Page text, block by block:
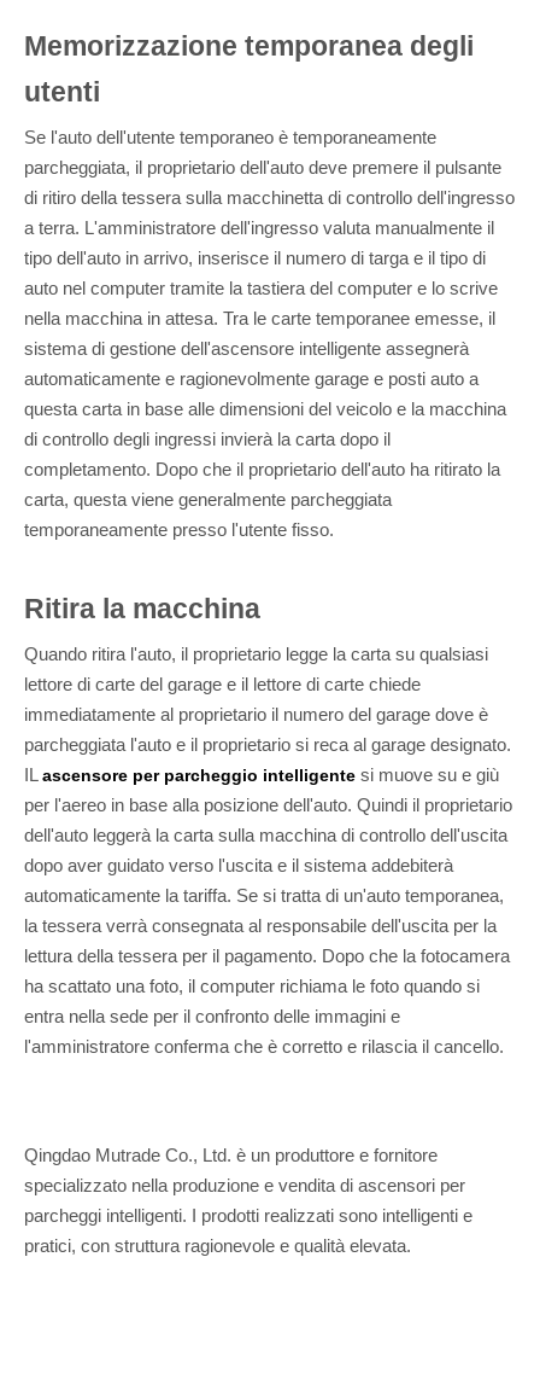
Memorizzazione temporanea degli
utenti
Se l'auto dell'utente temporaneo è temporaneamente
parcheggiata, il proprietario dell'auto deve premere il pulsante
di ritiro della tessera sulla macchinetta di controllo dell'ingresso
a terra. L'amministratore dell'ingresso valuta manualmente il
tipo dell'auto in arrivo, inserisce il numero di targa e il tipo di
auto nel computer tramite la tastiera del computer e lo scrive
nella macchina in attesa. Tra le carte temporanee emesse, il
sistema di gestione dell'ascensore intelligente assegnerà
automaticamente e ragionevolmente garage e posti auto a
questa carta in base alle dimensioni del veicolo e la macchina
di controllo degli ingressi invierà la carta dopo il
completamento. Dopo che il proprietario dell'auto ha ritirato la
carta, questa viene generalmente parcheggiata
temporaneamente presso l'utente fisso.
Ritira la macchina
Quando ritira l'auto, il proprietario legge la carta su qualsiasi
lettore di carte del garage e il lettore di carte chiede
immediatamente al proprietario il numero del garage dove è
parcheggiata l'auto e il proprietario si reca al garage designato.
IL ascensore per parcheggio intelligente si muove su e giù
per l'aereo in base alla posizione dell'auto. Quindi il proprietario
dell'auto leggerà la carta sulla macchina di controllo dell'uscita
dopo aver guidato verso l'uscita e il sistema addebiterà
automaticamente la tariffa. Se si tratta di un'auto temporanea,
la tessera verrà consegnata al responsabile dell'uscita per la
lettura della tessera per il pagamento. Dopo che la fotocamera
ha scattato una foto, il computer richiama le foto quando si
entra nella sede per il confronto delle immagini e
l'amministratore conferma che è corretto e rilascia il cancello.
Qingdao Mutrade Co., Ltd. è un produttore e fornitore
specializzato nella produzione e vendita di ascensori per
parcheggi intelligenti. I prodotti realizzati sono intelligenti e
pratici, con struttura ragionevole e qualità elevata.